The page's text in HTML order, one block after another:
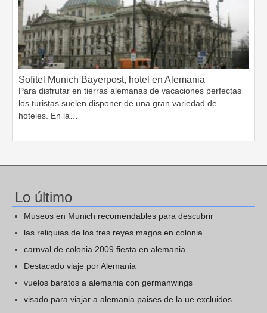
Sofitel Munich Bayerpost, hotel en Alemania
Para disfrutar en tierras alemanas de vacaciones perfectas
los turistas suelen disponer de una gran variedad de
hoteles. En la…
Lo último
Museos en Munich recomendables para descubrir
las reliquias de los tres reyes magos en colonia
carnval de colonia 2009 fiesta en alemania
Destacado viaje por Alemania
vuelos baratos a alemania con germanwings
visado para viajar a alemania paises de la ue excluidos